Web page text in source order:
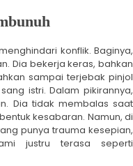
konflik. Baginya,
Dia bekerja keras, bahkan
sampai terjebak pinjol
istri. Dalam pikirannya,
Dia tidak membalas saat
kesabaran. Namun, di
punya trauma kesepian,
justru terasa seperti